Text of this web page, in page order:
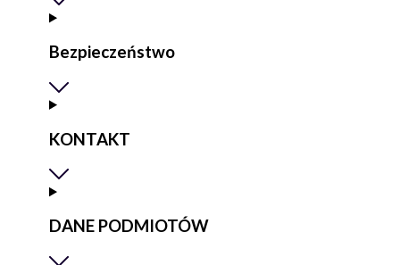
Bezpieczeństwo
KONTAKT
DANE PODMIOTÓW